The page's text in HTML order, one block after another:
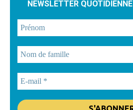
NEWSLETTER QUOTIDIENNE